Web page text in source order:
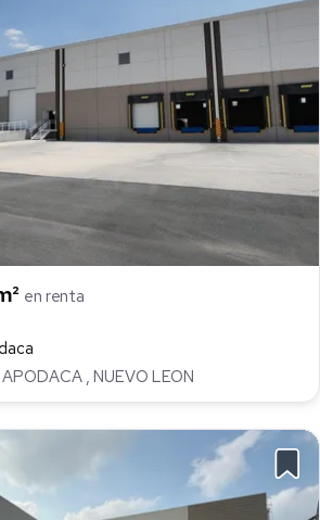
en renta
, NUEVO LEON